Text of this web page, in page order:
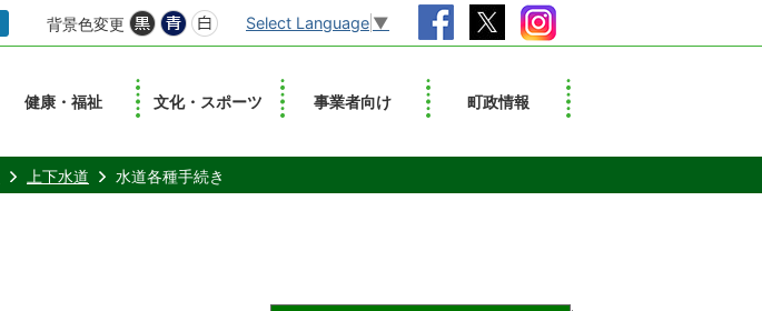
背景色変更 Select Language ▼
健康・福祉 文化・スポーツ 事業者向け 町政情報
上下水道 水道各種手続き